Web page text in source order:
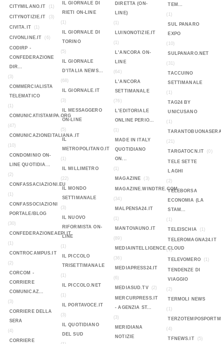
CITYMILANO.IT
(1)
CITYNOTIZIE.IT (3)
CIVITA.IT (1)
CIVONLINE.IT (6)
CODIRP -
CONFEDERAZIONE
DIR...
(3)
COMMERCIALISTA
TELEMATICO
(1)
COMUNICATISTAMPA.ORG
(47)
COMUNICAZIONEITALIANA.IT
(10)
CONDOMINIO ON-
LINE QUOTIDIA...
(2)
CONFASSACIAZIONI.EU
(1)
CONFASSOCIAZIONI
PORTALE/BLOG
(30)
CONFEDERAZIONEAEPI.IT
(1)
CONTROCAMPUS.IT
(2)
CORCOM -
CORRIERE
COMUNICAZ...
(3)
CORRIERE DELLA
SERA
(4)
CORRIERE
IL GIORNALE DI
RIETI ON-LINE
(1)
IL GIORNALE DI
TORINO
(5)
IL GIORNALE
D’ITALIA NEWS...
(68)
IL GIORNALE.IT
(3)
IL MESSAGGERO
ON-LINE
(5)
IL
METROPOLITANO.IT
(1)
IL MILLIMETRO
(22)
IL MONDO
SETTIMANALE
(3)
IL NUOVO
RIFORMISTA ON-
LINE
(1)
IL PICCOLO
TRISETTIMANALE
(1)
IL PICCOLO.NET
(1)
IL PORTAVOCE.IT
(3)
IL QUOTIDIANO
DEL SUD
DIRETTA (ON-
LINE)
(1)
LUINONOTIZIE.IT
(1)
L’ANCORA ON-
LINE
(64)
L’ANCORA
SETTIMANALE
(76)
L’EDITORIALE
ONLINE PERIO...
(1)
MADE IN ITALY
QUOTIDIANO
ON...
(1)
MAGAZINE
(3)
MAGAZINE.WINDTRE.COM
(34)
MALPENSA24.IT
(1)
MANTOVAUNO.IT
(89)
MEDIAINTELLIGENCE.CLOUD
(36)
MEDIAPRESS24.IT
(6)
MEDIASUD.TV
(2)
MERCURPRESS.IT
- AGENZIA ST...
(3)
MERIDIANA
NOTIZIE
TEM...
(1)
SUL PANARO
EXPO
(10)
SULPANARO.NET
(31)
TACCUINO
SETTIMANALE
(1)
TAG24 BY
UNICUSANO
(1)
(21)
TARGATOCN.IT
(0)
TELE SETTE
LAGHI
(2)
TELEBORSA
ECONOMIA (LA
STAM...
(1)
TELEISCHIA
(1)
TELEROMAGNA24.IT
(1)
TELEVOMERO
(1)
TENDENZE DI
VIAGGIO
(2)
TERMOLI NEWS
(1)
(4)
TFNEWS.IT
(5)